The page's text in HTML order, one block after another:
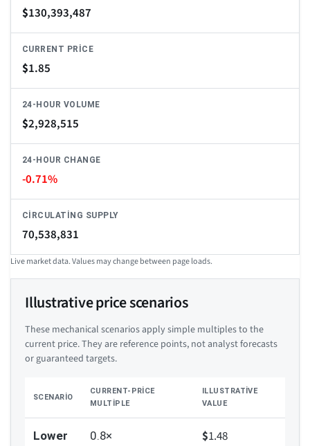
$130,393,487
CURRENT PRICE
$1.85
24-HOUR VOLUME
$2,928,515
24-HOUR CHANGE
-0.71%
CIRCULATING SUPPLY
70,538,831
Live market data. Values may change between page loads.
Illustrative price scenarios
These mechanical scenarios apply simple multiples to the
current price. They are reference points, not analyst forecasts
or guaranteed targets.
SCENARIO
CURRENT-PRICE
MULTIPLE
ILLUSTRATIVE
VALUE
Lower 0.8× $1.48